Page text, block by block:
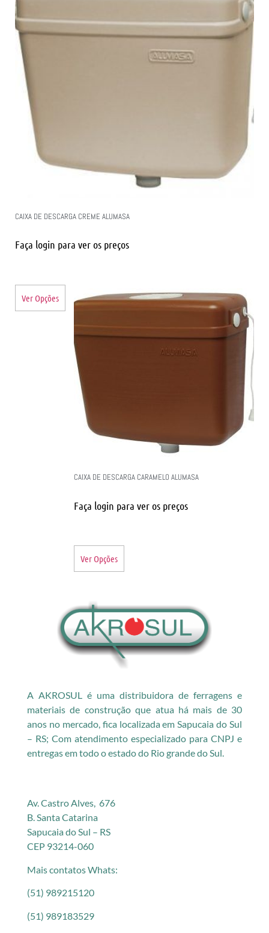
CAIXA DE DESCARGA CREME ALUMASA
Faça login para ver os preços
Ver Opções
CAIXA DE DESCARGA CARAMELO ALUMASA
Faça login para ver os preços
Ver Opções
A AKROSUL é uma distribuidora de ferragens e
materiais de construção que atua há mais de 30
anos no mercado, fica localizada em Sapucaia do Sul
– RS; Com atendimento especializado para CNPJ e
entregas em todo o estado do Rio grande do Sul.
Av. Castro Alves, 676
B. Santa Catarina
Sapucaia do Sul – RS
CEP 93214-060
Mais contatos Whats:
(51) 989215120
(51) 989183529